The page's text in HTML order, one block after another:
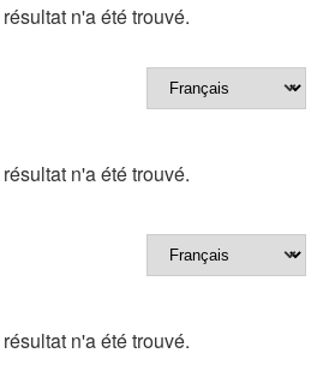
n'a été trouvé.
n'a été trouvé.
n'a été trouvé.